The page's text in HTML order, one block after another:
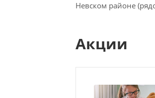
Невском районе
Акции